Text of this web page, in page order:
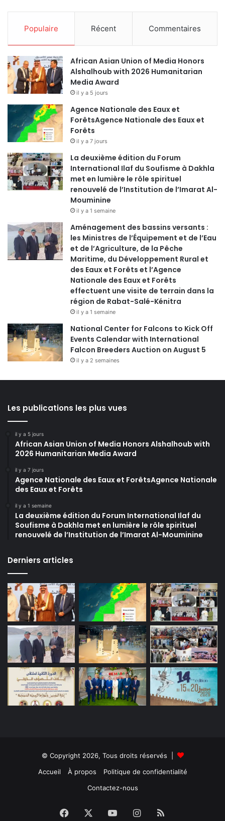
Populaire Récent Commentaires
African Asian Union of Media Honors
Alshalhoub with 2026 Humanitarian
Media Award
il y a 5 jours
Agence Nationale des Eaux et
ForêtsAgence Nationale des Eaux et
Forêts
il y a 7 jours
La deuxième édition du Forum
International Ilaf du Soufisme à Dakhla
met en lumière le rôle spirituel
renouvelé de l’Institution de l’Imarat Al-
Mouminine
il y a 1 semaine
Aménagement des bassins versants :
les Ministres de l’Équipement et de l’Eau
et de l’Agriculture, de la Pêche
Maritime, du Développement Rural et
des Eaux et Forêts et l’Agence
Nationale des Eaux et Forêts
effectuent une visite de terrain dans la
région de Rabat-Salé-Kénitra
il y a 1 semaine
National Center for Falcons to Kick Off
Events Calendar with International
Falcon Breeders Auction on August 5
il y a 2 semaines
Les publications les plus vues
il y a 5 jours
African Asian Union of Media Honors Alshalhoub with
2026 Humanitarian Media Award
il y a 7 jours
Agence Nationale des Eaux et ForêtsAgence Nationale
des Eaux et Forêts
il y a 1 semaine
La deuxième édition du Forum International Ilaf du
Soufisme à Dakhla met en lumière le rôle spirituel
renouvelé de l’Institution de l’Imarat Al-Mouminine
Derniers articles
© Copyright 2026, Tous droits réservés |
Accueil
À propos
Politique de confidentialité
Contactez-nous
Facebook YouTubeInstagram